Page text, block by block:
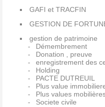
GAFI et TRACFIN
GESTION DE
gestion de patrimoine
Démembrement
Donation , preuve
enregistrement des
Holding
PACTE DUTREUIL
Plus value
Plus values
Societe civile